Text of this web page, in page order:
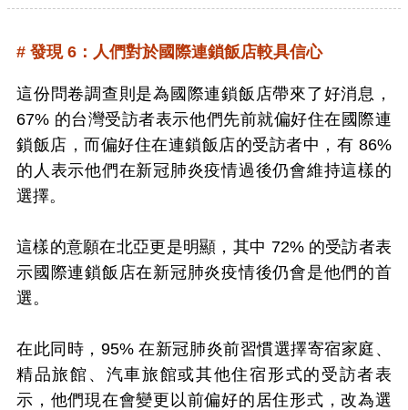
# 發現 6：人們對於國際連鎖飯店較具信心
這份問卷調查則是為國際連鎖飯店帶來了好消息，
67% 的台灣受訪者表示他們先前就偏好住在國際連
鎖飯店，而偏好住在連鎖飯店的受訪者中，有 86%
的人表示他們在新冠肺炎疫情過後仍會維持這樣的
選擇。
這樣的意願在北亞更是明顯，其中 72% 的受訪者表
示國際連鎖飯店在新冠肺炎疫情後仍會是他們的首
選。
在此同時，95% 在新冠肺炎前習慣選擇寄宿家庭、
精品旅館、汽車旅館或其他住宿形式的受訪者表
示，他們現在會變更以前偏好的居住形式，改為選